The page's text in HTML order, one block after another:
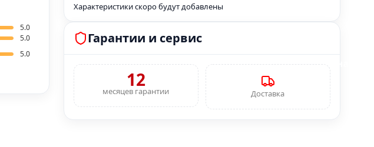
5.0
5.0
5.0
Характеристики скоро будут добавлены
Гарантии и сервис
12
месяцев гарантии Доставка